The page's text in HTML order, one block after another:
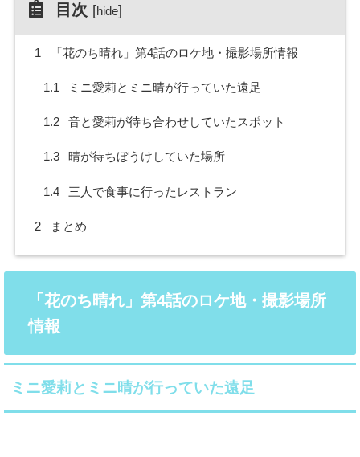
目次 [hide]
1 「花のち晴れ」第4話のロケ地・撮影場所情報
1.1 ミニ愛莉とミニ晴が行っていた遠足
1.2 音と愛莉が待ち合わせしていたスポット
1.3 晴が待ちぼうけしていた場所
1.4 三人で食事に行ったレストラン
2 まとめ
「花のち晴れ」第4話のロケ地・撮影場所
情報
ミニ愛莉とミニ晴が行っていた遠足